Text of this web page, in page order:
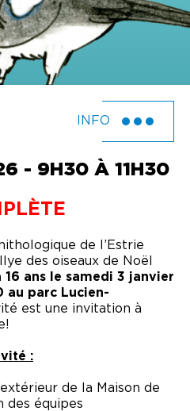
INFO
- 9H30 À 11H30
de l’Estrie
des oiseaux de Noël
16 ans le samedi 3 janvier
au parc Lucien-
est une invitation à
:
de la Maison de
des équipes